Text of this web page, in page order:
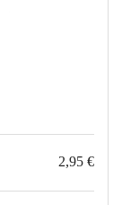
2,95 €